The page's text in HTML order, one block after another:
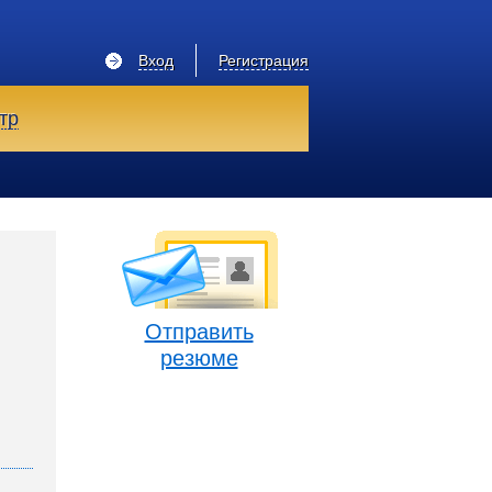
Регистрация
Вход
Отправить
резюме